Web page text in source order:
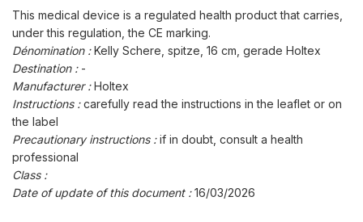
This medical device is a regulated health product that carries,
under this regulation, the CE marking.
Dénomination :Kelly Schere, spitze, 16 cm, gerade Holtex
Destination : -
Manufacturer :Holtex
Instructions :carefully read the instructions in the leaflet or on
the label
Precautionary instructions :if in doubt, consult a health
professional
Class :
Date of update of this document :16/03/2026